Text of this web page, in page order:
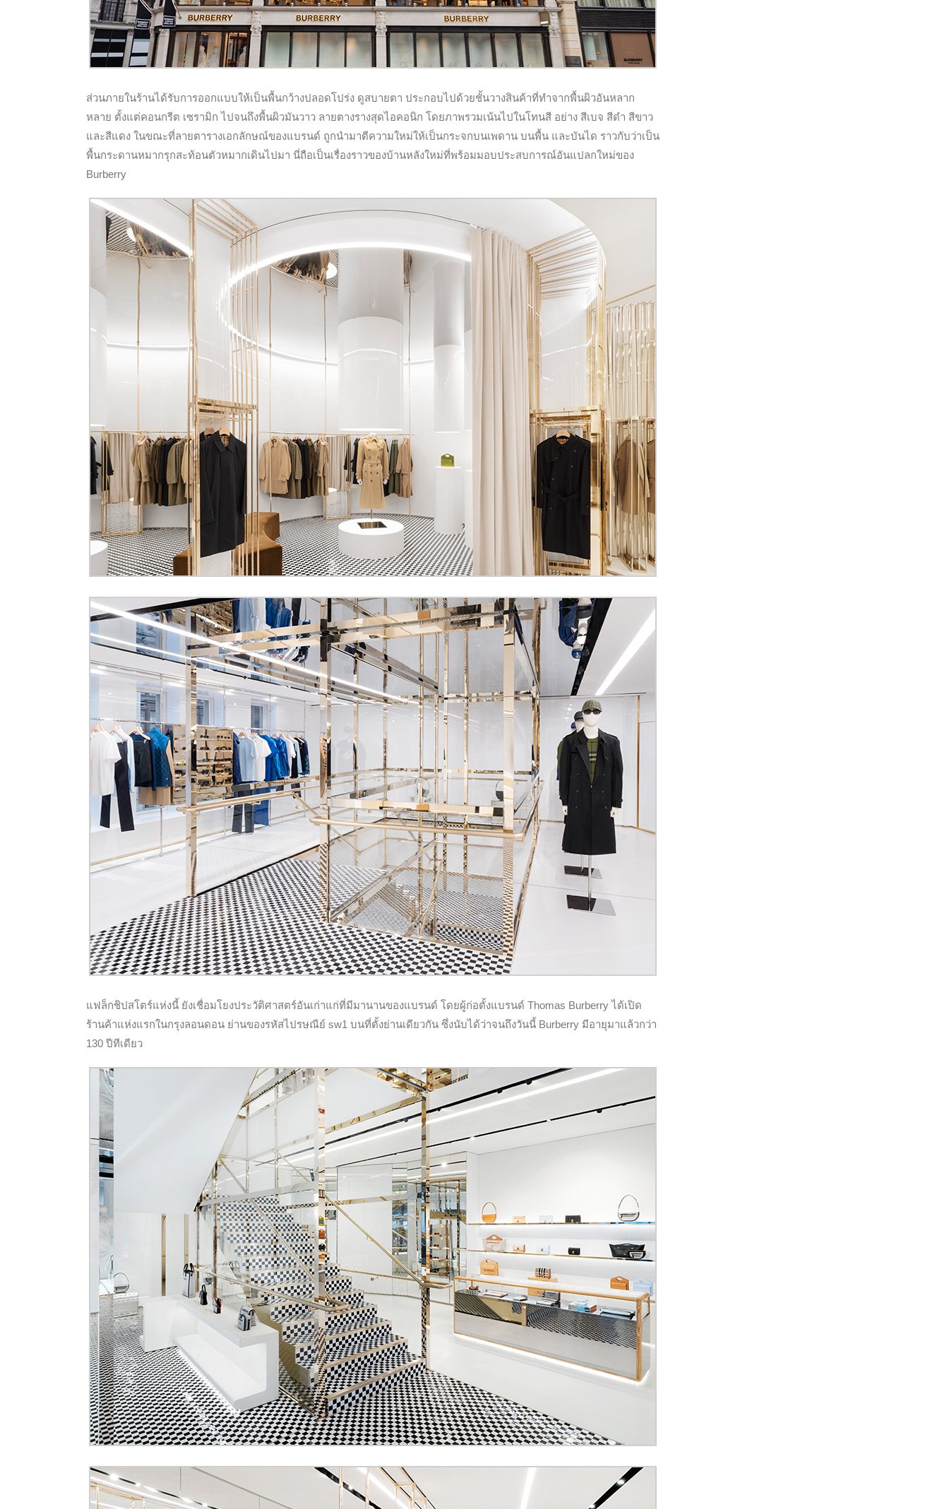
ส่วนภายในร้านได้รับการออกแบบให้เป็นพื้นกว้างปลอดโปร่ง ดูสบายตา ประกอบไปด้วยชั้นวางสินค้าที่ทำจากพื้นผิวอันหลาก
หลาย ตั้งแต่คอนกรีต เซรามิก ไปจนถึงพื้นผิวมันวาว ลายตางรางสุดไอคอนิก โดยภาพรวมเน้นไปในโทนสี อย่าง สีเบจ สีดำ สีขาว
และสีแดง ในขณะที่ลายตารางเอกลักษณ์ของแบรนด์ ถูกนำมาตีความใหม่ให้เป็นกระจกบนเพดาน บนพื้น และบันได ราวกับว่าเป็น
พื้นกระดานหมากรุกสะท้อนตัวหมากเดินไปมา นี่ถือเป็นเรื่องราวของบ้านหลังใหม่ที่พร้อมมอบประสบการณ์อันแปลกใหม่ของ
Burberry
แฟล็กชิปสโตร์แห่งนี้ ยังเชื่อมโยงประวัติศาสตร์อันเก่าแก่ที่มีมานานของแบรนด์ โดยผู้ก่อตั้งแบรนด์ Thomas Burberry ได้เปิด
ร้านค้าแห่งแรกในกรุงลอนดอน ย่านของรหัสไปรษณีย์ sw1 บนที่ตั้งย่านเดียวกัน ซึ่งนับได้ว่าจนถึงวันนี้ Burberry มีอายุมาแล้วกว่า
130 ปีทีเดียว